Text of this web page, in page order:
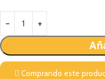
Comprando este